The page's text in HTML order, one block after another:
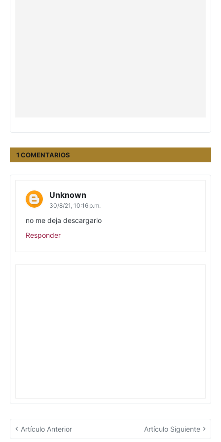
1 COMENTARIOS
Unknown
30/8/21, 10:16 p.m.
no me deja descargarlo
Responder
Artículo Anterior Artículo Siguiente